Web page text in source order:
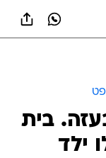
בית
ילד